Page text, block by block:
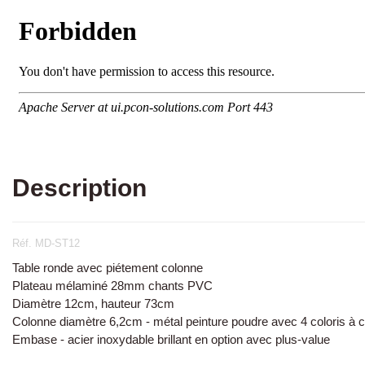
Description
Réf. MD-ST12
Table ronde avec piétement colonne
Plateau mélaminé 28mm chants PVC
Diamètre 12cm, hauteur 73cm
Colonne diamètre 6,2cm - métal peinture poudre avec 4 coloris à
Embase - acier inoxydable brillant en option avec plus-value